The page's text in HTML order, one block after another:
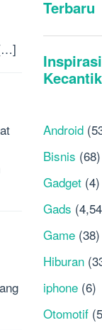
Android
Bisnis (68)
Gadget (4)
Gads
Game (38)
Hiburan
iphone (6)
Otomotif